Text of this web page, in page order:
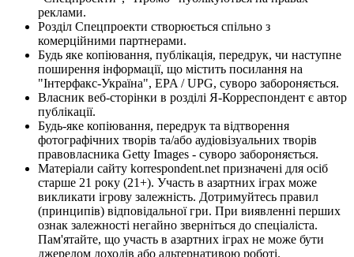
реклами.
Розділ Спецпроекти створюється спільно з
комерційними партнерами.
Будь яке копіювання, публікація, передрук, чи наступне
поширення інформації, що містить посилання на
"Інтерфакс-Україна", EPA / UPG, суворо забороняється.
Власник веб-сторінки в розділі Я-Корреспондент є автор
публікації.
Будь-яке копіювання, передрук та відтворення
фотографічних творів та/або аудіовізуальних творів
правовласника Getty Images - суворо забороняється.
Матеріали сайту korrespondent.net призначені для осіб
старше 21 року (21+). Участь в азартних іграх може
викликати ігрову залежність. Дотримуйтесь правил
(принципів) відповідальної гри. При виявленні перших
ознак залежності негайно зверніться до спеціаліста.
Пам'ятайте, що участь в азартних іграх не може бути
джерелом доходів або альтернативою роботі.